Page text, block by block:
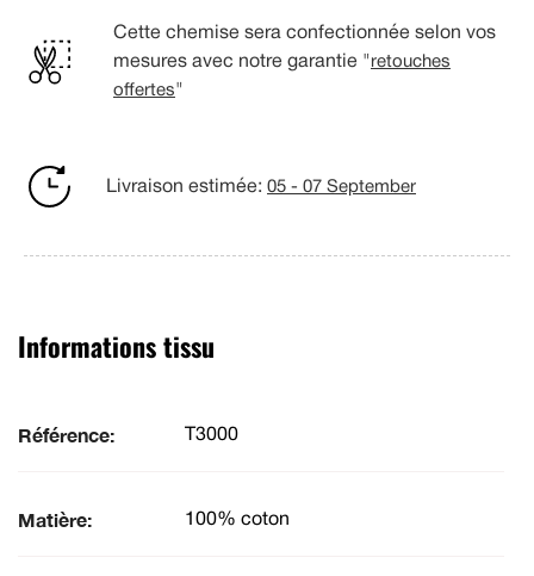
Cette chemise sera confectionnée selon vos
mesures avec notre garantie " retouches
offertes"
Livraison estimée: 05 - 07 September
Informations tissu
Référence: T3000
Matière: 100% coton